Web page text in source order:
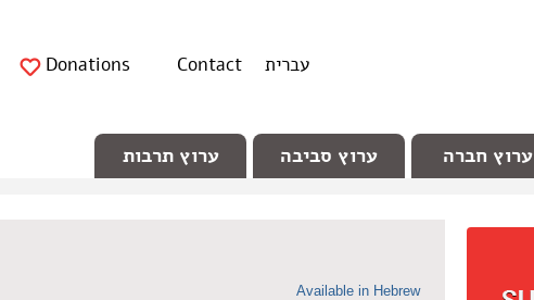
עברית Contact
Donations
ערוץ חברה ערוץ סביבה ערוץ תרבות
Available in Hebrew